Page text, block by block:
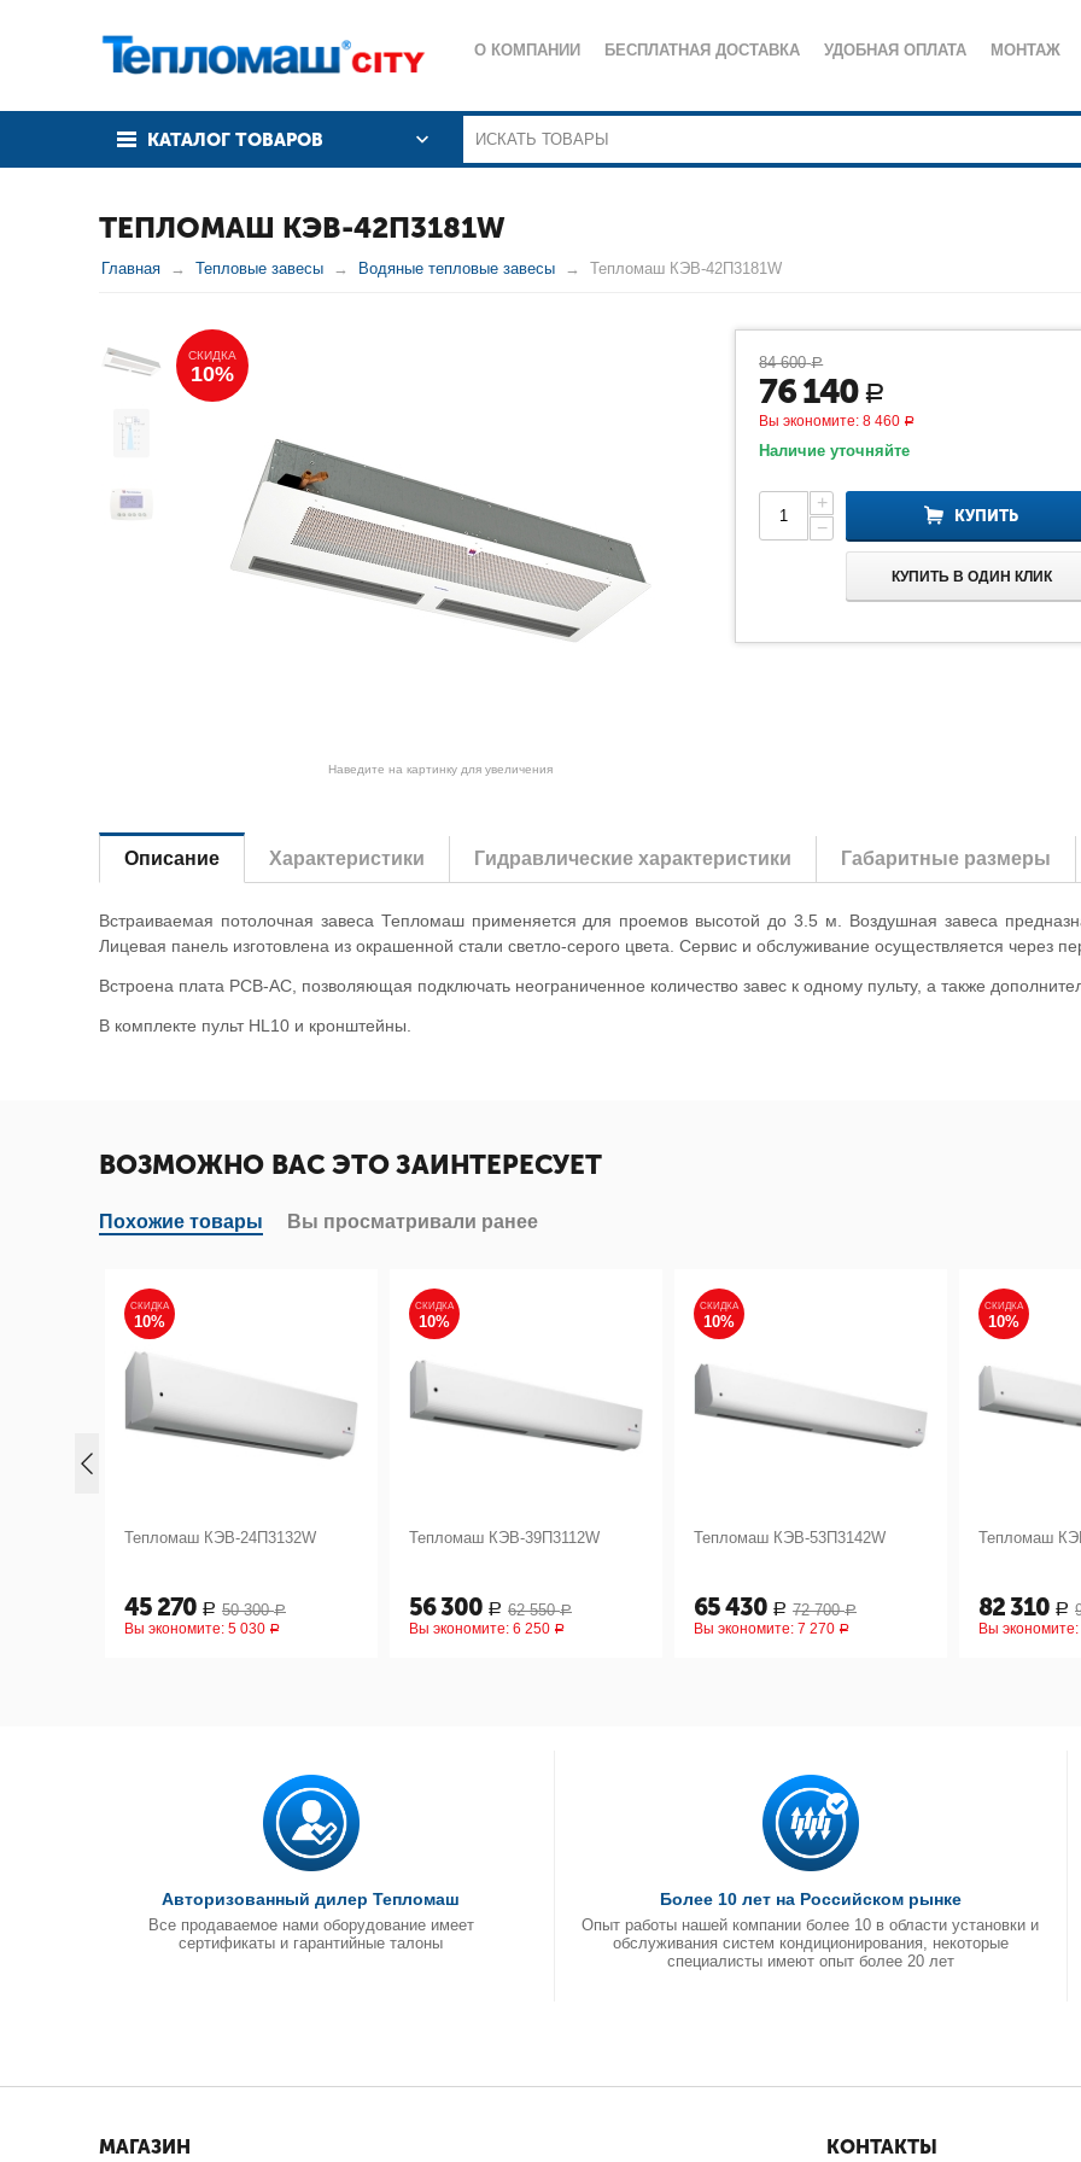
О КОМПАНИИ БЕСПЛАТНАЯ ДОСТАВКА УДОБНАЯ ОПЛАТА МОНТАЖ
КАТАЛОГ ТОВАРОВ
ТЕПЛОМАШ КЭВ-42П3181W
Главная Тепловые завесы Водяные тепловые завесы Тепломаш КЭВ-42П3181W
СКИДКА
10%
Наведите на картинку для увеличения
84 600 Р
76 140 Р
Вы экономите:8 460 Р
Наличие уточняйте
+
−
КУПИТЬ
КУПИТЬ В ОДИН КЛИК
Описание Характеристики Гидравлические характеристики Габаритные размеры
Встраиваемая потолочная завеса Тепломаш применяется для проемов высотой до 3.5 м. Воздушная завеса
Лицевая панель изготовлена из окрашенной стали светло-серого цвета. Сервис и обслуживание осуществляется через
Встроена плата PCB-AC, позволяющая подключать неограниченное количество завес к одному пульту, а также
В комплекте пульт HL10 и кронштейны.
ВОЗМОЖНО ВАС ЭТО ЗАИНТЕРЕСУЕТ
Похожие товары Вы просматривали ранее
СКИДКА
10%
Тепломаш КЭВ-24П3132W
45 270 Р 50 300 Р
Вы экономите: 5 030 Р
СКИДКА
10%
Тепломаш КЭВ-39П3112W
56 300 Р 62 550 Р
Вы экономите: 6 250 Р
СКИДКА
10%
Тепломаш КЭВ-53П3142W
65 430 Р 72 700 Р
Вы экономите: 7 270 Р
СКИДКА
10%
Тепломаш
82 310 Р
Вы экономите:
Авторизованный дилер Тепломаш
Все продаваемое нами оборудование имеет
сертификаты и гарантийные талоны
Более 10 лет на Российском рынке
Опыт работы нашей компании более 10 в области установки и
обслуживания систем кондиционирования, некоторые
специалисты имеют опыт более 20 лет
МАГАЗИН КОНТАКТЫ